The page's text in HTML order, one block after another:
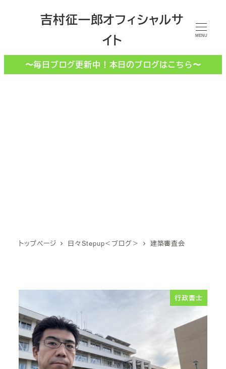
コ
吉村征一郎オフィシャルサ
イト
MENU
〜毎日ブログ更新中！本日のブログはこちら〜
トップページ 日々Stepup＜ブログ＞ 建築審査会
行政書士